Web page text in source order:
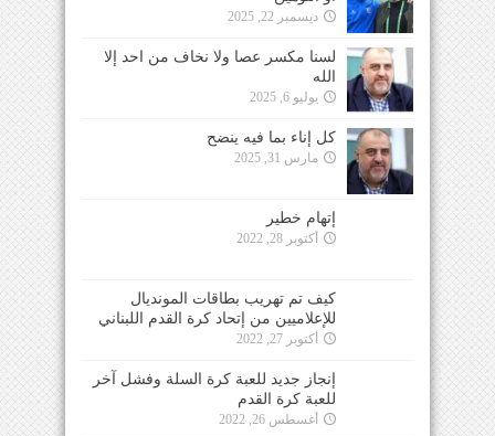
ديسمبر 22, 2025
لسنا مكسر عصا ولا نخاف من احد إلا
الله
يوليو 6, 2025
كل إناء بما فيه ينضح
مارس 31, 2025
إتهام خطير
أكتوبر 28, 2022
كيف تم تهريب بطاقات المونديال
للإعلاميين من إتحاد كرة القدم اللبناني
أكتوبر 27, 2022
إنجاز جديد للعبة كرة السلة وفشل آخر
للعبة كرة القدم
أغسطس 26, 2022